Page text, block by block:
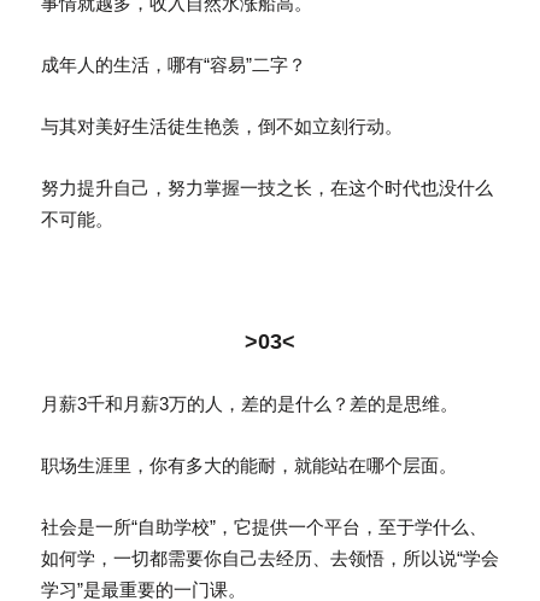
成年人的生活，哪有“容易”二字？
与其对美好生活徒生艳羡，倒不如立刻行动。
努力提升自己，努力掌握一技之长，在这个时代也没什么
不可能。
>03<
月薪3千和月薪3万的人，差的是什么？差的是思维。
职场生涯里，你有多大的能耐，就能站在哪个层面。
社会是一所“自助学校”，它提供一个平台，至于学什么、
如何学，一切都需要你自己去经历、去领悟，所以说“学会
学习”是最重要的一门课。